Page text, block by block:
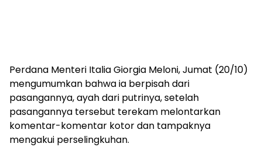
Perdana Menteri Italia Giorgia Meloni, Jumat (20/10)
mengumumkan bahwa ia berpisah dari
pasangannya, ayah dari putrinya, setelah
pasangannya tersebut terekam melontarkan
komentar-komentar kotor dan tampaknya
mengakui perselingkuhan.